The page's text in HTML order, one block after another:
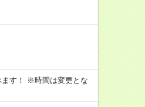
ます！ ※時間は変更とな